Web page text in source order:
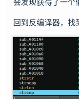
会发现获得了一个
回到反编译器，找